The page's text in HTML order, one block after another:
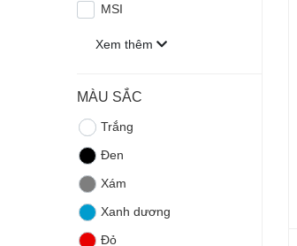
MSI
Xem thêm
MÀU SẮC
Trắng
Đen
Xám
Xanh dương
Đỏ